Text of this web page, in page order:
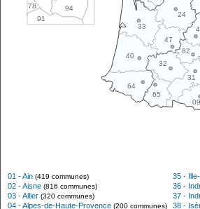
78
91
94
24
31
32
33
40
47
64
65
09
82
01 - Ain (419 communes)
02 - Aisne (816 communes)
03 - Allier (320 communes)
04 - Alpes-de-Haute-Provence (200 communes)
35 -
36 -
37 -
38 -